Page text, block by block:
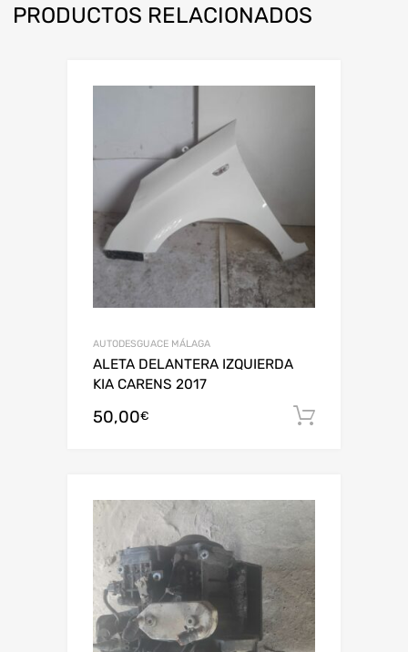
PRODUCTOS RELACIONADOS
AUTODESGUACE MÁLAGA
ALETA DELANTERA IZQUIERDA
KIA CARENS 2017
50,00€